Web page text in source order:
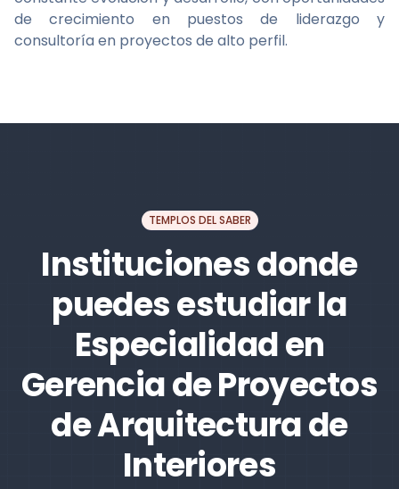
de crecimiento en puestos de liderazgo y
consultoría en proyectos de alto perfil.
TEMPLOS DEL SABER
Instituciones donde
puedes estudiar la
Especialidad en
Gerencia de Proyectos
de Arquitectura de
Interiores